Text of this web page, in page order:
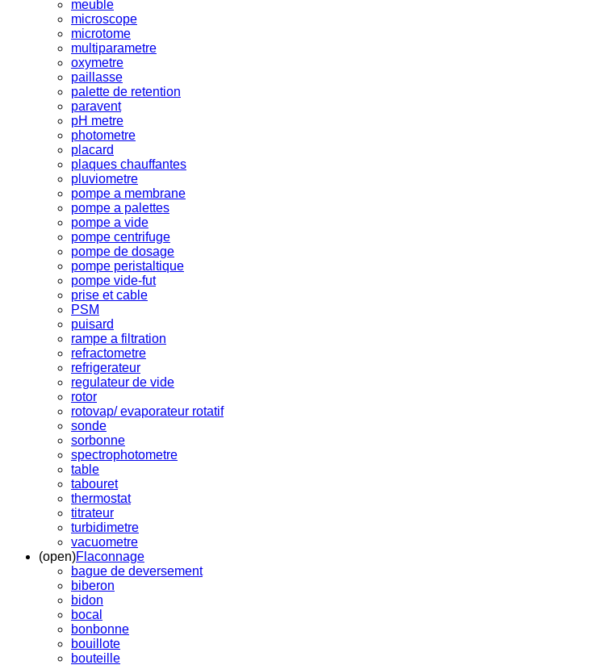
meuble
microscope
microtome
multiparametre
oxymetre
paillasse
palette de retention
paravent
pH metre
photometre
placard
plaques chauffantes
pluviometre
pompe a membrane
pompe a palettes
pompe a vide
pompe centrifuge
pompe de dosage
pompe peristaltique
pompe vide-fut
prise et cable
PSM
puisard
rampe a filtration
refractometre
refrigerateur
regulateur de vide
rotor
rotovap/ evaporateur rotatif
sonde
sorbonne
spectrophotometre
table
tabouret
thermostat
titrateur
turbidimetre
vacuometre
(open)Flaconnage
bague de deversement
biberon
bidon
bocal
bonbonne
bouillote
bouteille